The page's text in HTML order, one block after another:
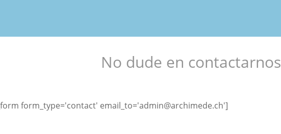
No dude en contactarnos
form_type='contact' email_to='admin@archimede.ch']